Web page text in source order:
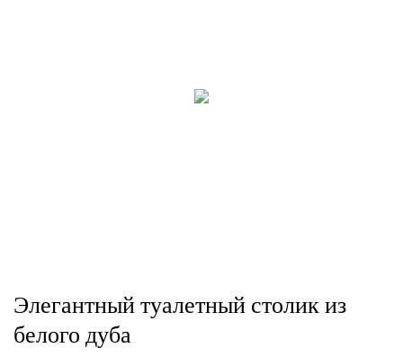
Элегантный туалетный столик из
белого дуба